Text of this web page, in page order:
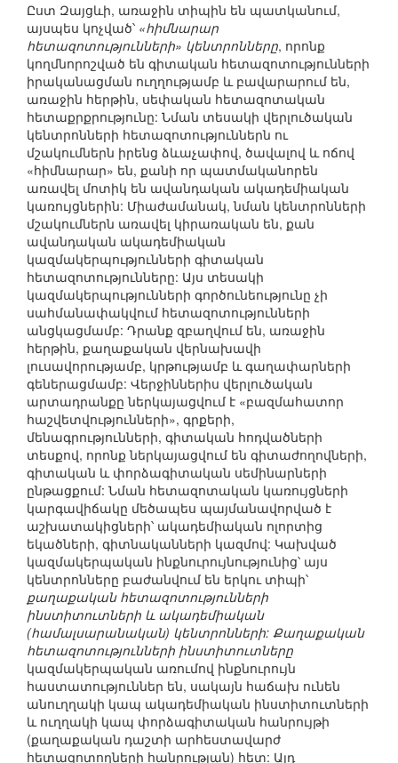
Ըստ Զայցևի, առաջին տիպին են պատկանում,
այսպես կոչված՝ «հիմնարար
հետազոտությունների» կենտրոնները, որոնք
կողմնորոշված են գիտական հետազոտությունների
իրականացման ուղղությամբ և բավարարում են,
առաջին հերթին, սեփական հետազոտական
հետաքրքրությունը: Նման տեսակի վերլուծական
կենտրոնների հետազոտություններն ու
մշակումներն իրենց ձևաչափով, ծավալով և ոճով
«հիմնարար» են, քանի որ պատմականորեն
առավել մոտիկ են ավանդական ակադեմիական
կառույցներին: Միաժամանակ, նման կենտրոնների
մշակումներն առավել կիրառական են, քան
ավանդական ակադեմիական
կազմակերպությունների գիտական
հետազոտությունները: Այս տեսակի
կազմակերպությունների գործունեությունը չի
սահմանափակվում հետազոտությունների
անցկացմամբ: Դրանք զբաղվում են, առաջին
հերթին, քաղաքական վերնախավի
լուսավորությամբ, կրթությամբ և գաղափարների
գեներացմամբ: Վերջիններիս վերլուծական
արտադրանքը ներկայացվում է «բազմահատոր
հաշվետվությունների», գրքերի,
մենագրությունների, գիտական հոդվածների
տեսքով, որոնք ներկայացվում են գիտաժողովների,
գիտական և փորձագիտական սեմինարների
ընթացքում: Նման հետազոտական կառույցների
կարգավիճակը մեծապես պայմանավորված է
աշխատակիցների՝ ակադեմիական ոլորտից
եկածների, գիտնականների կազմով: Կախված
կազմակերպական ինքնուրույնությունից՝ այս
կենտրոնները բաժանվում են երկու տիպի՝
քաղաքական հետազոտությունների
ինստիտուտների և ակադեմիական
(համալսարանական) կենտրոնների: Քաղաքական
հետազոտությունների ինստիտուտները
կազմակերպական առումով ինքնուրույն
հաստատություններ են, սակայն հաճախ ունեն
անուղղակի կապ ակադեմիական ինստիտուտների
և ուղղակի կապ փորձագիտական հանրույթի
(քաղաքական դաշտի արհեստավարժ
հետազոտողների հանրության) հետ: Այդ